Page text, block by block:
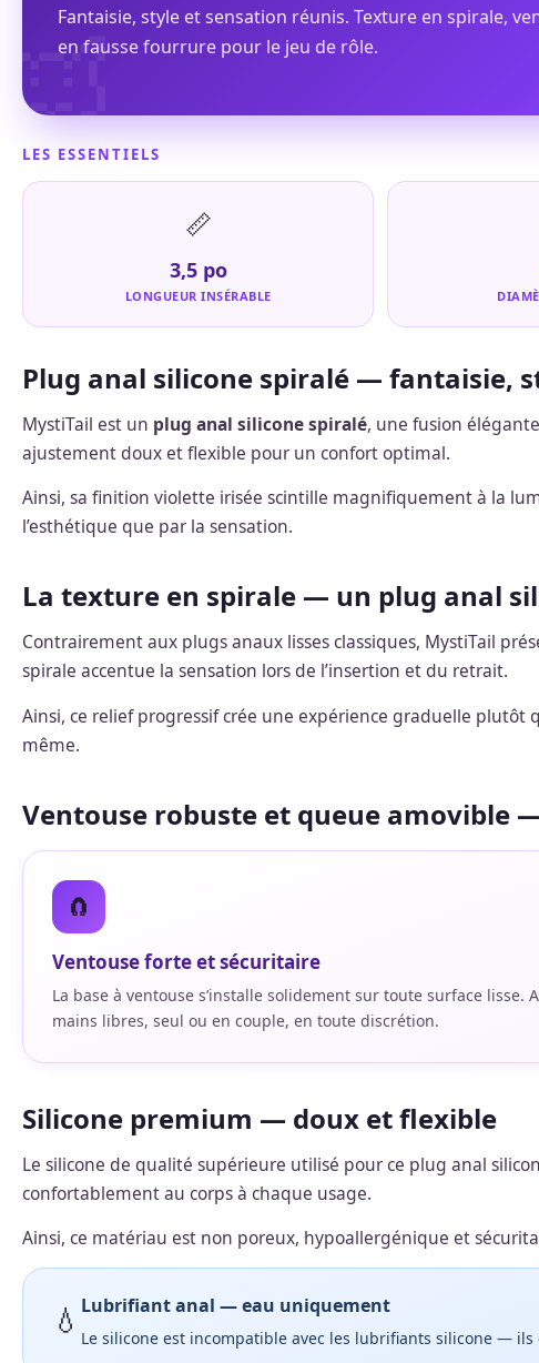
Fantaisie, style et sensation réunis. Texture en spirale,
en fausse fourrure pour le jeu de rôle.
LES ESSENTIELS
📏
3,5 po
LONGUEUR INSÉRABLE
Plug anal silicone spiralé — fantaisie,
MystiTail est un plug anal silicone spiralé, une fusion
ajustement doux et flexible pour un confort optimal.
Ainsi, sa finition violette irisée scintille magnifiquement à la
l’esthétique que par la sensation.
La texture en spirale — un plug anal
Contrairement aux plugs anaux lisses classiques, MystiTail
spirale accentue la sensation lors de l’insertion et du retrait.
Ainsi, ce relief progressif crée une expérience graduelle
même.
Ventouse robuste et queue amovible
🧲
Ventouse forte et sécuritaire
La base à ventouse s’installe solidement sur toute surface lisse.
mains libres, seul ou en couple, en toute discrétion.
Silicone premium — doux et flexible
Le silicone de qualité supérieure utilisé pour ce plug anal
confortablement au corps à chaque usage.
Ainsi, ce matériau est non poreux, hypoallergénique et
💧 Lubrifiant anal — eau uniquement
Le silicone est incompatible avec les lubrifiants silicone —